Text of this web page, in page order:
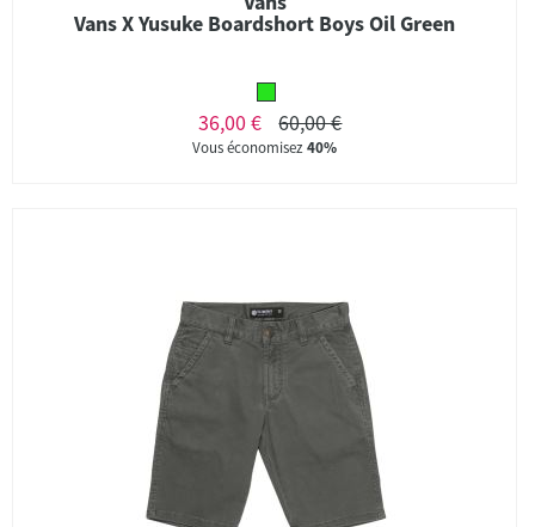
Vans X Yusuke Boardshort Boys Oil Green
36,00 € 60,00 €
Vous économisez40%